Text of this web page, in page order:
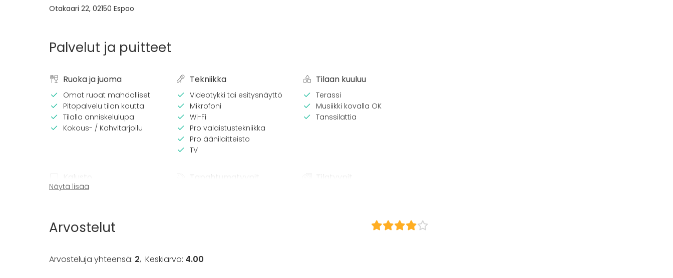
Otakaari 22, 02150 Espoo
Palvelut ja puitteet
Ruoka ja juoma
Omat ruoat mahdolliset
Pitopalvelu tilan kautta
Tilalla anniskelulupa
Kokous- / Kahvitarjoilu
Tekniikka
Videotykki tai esitysnäyttö
Mikrofoni
Wi-Fi
Pro valaistustekniikka
Pro äänilaitteisto
TV
Tilaan kuuluu
Terassi
Musiikki kovalla OK
Tanssilattia
Kalusto
Diskopallo :)
Astiasto
Tapahtumatyypit
Messut
Tilatyypit
Näytä lisää
Arvostelut
Arvosteluja yhteensä: 2, Keskiarvo: 4.00